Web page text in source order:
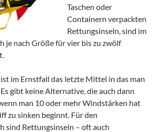
Taschen oder
Containern verpackten
Rettungsinseln, sind im
je nach Größe für vier bis zu zwölf
im Ernstfall das letzte Mittel in das man
gibt keine Alternative, die auch dann
man 10 oder mehr Windstärken hat
zu sinken beginnt. Für den
sind Rettungsinseln – oft auch